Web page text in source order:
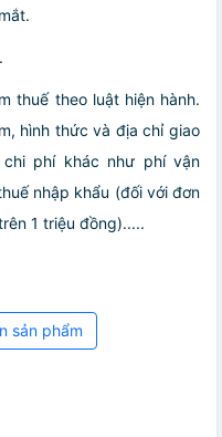
thuế theo luật hiện hành.
hình thức và địa chỉ giao
phí khác như phí vận
nhập khẩu (đối với đơn
1 triệu đồng).....
sản phẩm